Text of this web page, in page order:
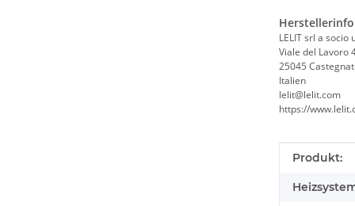
LELIT srl a socio
Viale del Lavoro
25045
Italien
lelit@lelit.com
https://
Wert
Produkt: